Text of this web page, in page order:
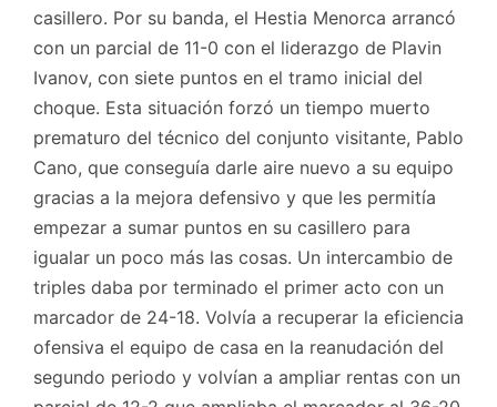
casillero. Por su banda, el Hestia Menorca arrancó
con un parcial de 11-0 con el liderazgo de Plavin
Ivanov, con siete puntos en el tramo inicial del
choque. Esta situación forzó un tiempo muerto
prematuro del técnico del conjunto visitante, Pablo
Cano, que conseguía darle aire nuevo a su equipo
gracias a la mejora defensivo y que les permitía
empezar a sumar puntos en su casillero para
igualar un poco más las cosas. Un intercambio de
triples daba por terminado el primer acto con un
marcador de 24-18. Volvía a recuperar la eficiencia
ofensiva el equipo de casa en la reanudación del
segundo periodo y volvían a ampliar rentas con un